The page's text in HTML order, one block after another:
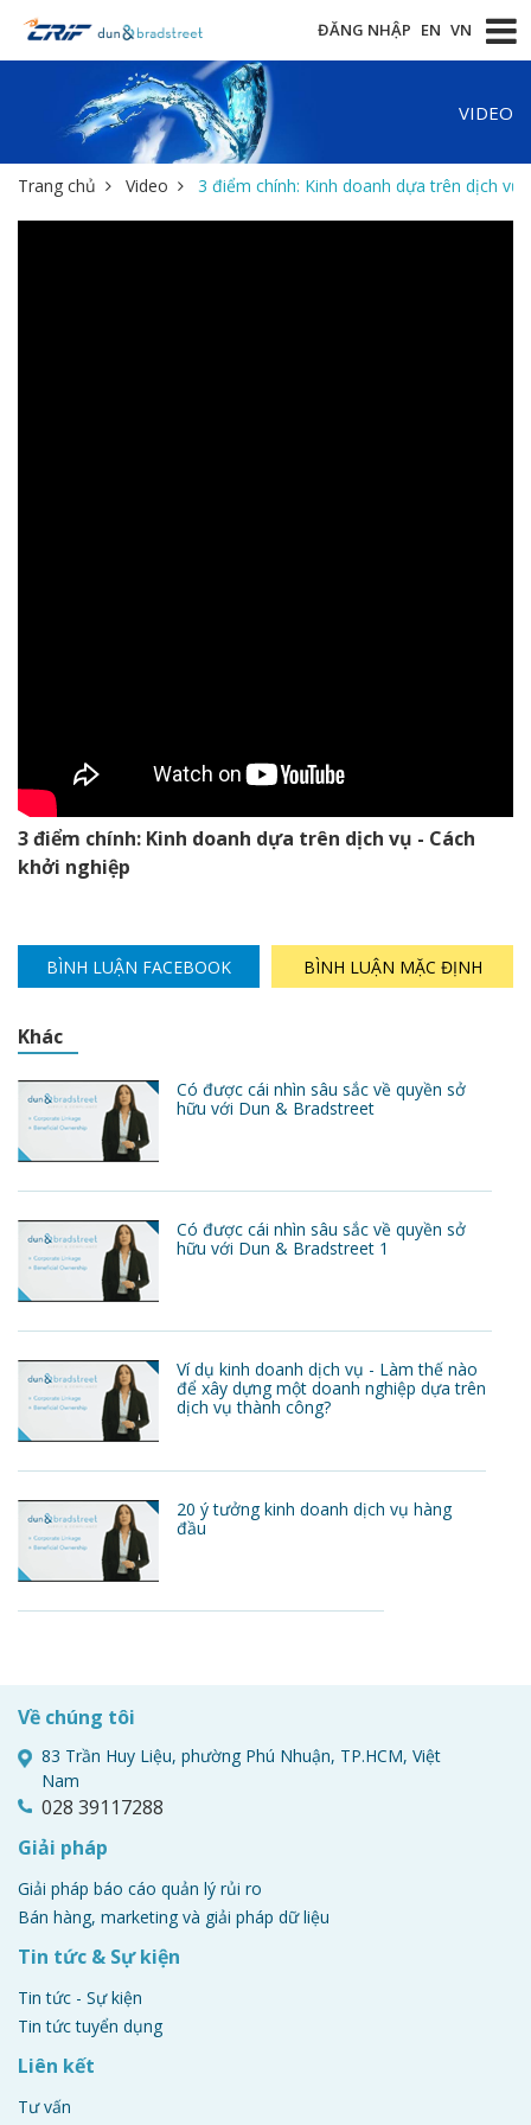
ĐĂNG NHẬP EN VN
VIDEO
Trang chủ Video 3 điểm chính: Kinh doanh dựa trên dịch vụ
3 điểm chính: Kinh doanh dựa trên dịch vụ - Cách
khởi nghiệp
BÌNH LUẬN FACEBOOK BÌNH LUẬN MẶC ĐỊNH
Khác
Có được cái nhìn sâu sắc về quyền sở
hữu với Dun & Bradstreet
Có được cái nhìn sâu sắc về quyền sở
hữu với Dun & Bradstreet 1
Ví dụ kinh doanh dịch vụ - Làm thế nào
để xây dựng một doanh nghiệp dựa trên
dịch vụ thành công?
20 ý tưởng kinh doanh dịch vụ hàng
đầu
10 doanh nghiệp tư vấn hàng đầu bạn
có thể bắt đầu vào ngày mai - Tư vấn
kinh doanh để kiếm tiền
Về chúng tôi
83 Trần Huy Liệu, phường Phú Nhuận, TP.HCM, Việt
Nam
028 39117288
Giải pháp
Giải pháp báo cáo quản lý rủi ro
Bán hàng, marketing và giải pháp dữ liệu
Tin tức & Sự kiện
Tin tức - Sự kiện
Tin tức tuyển dụng
Liên kết
Tư vấn